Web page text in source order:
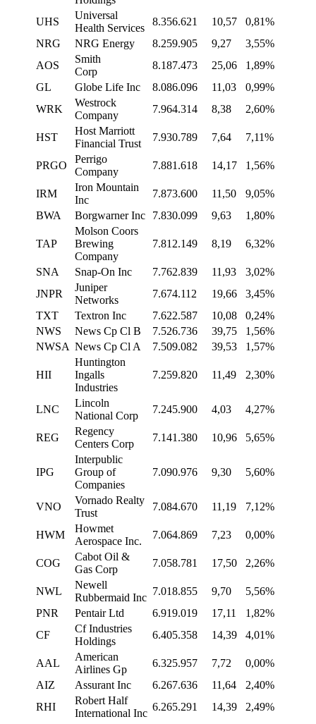
UHS
Universal
Health Services
8.356.621 10,57
0,81%
NRG
NRG Energy 8.259.905 9,27
3,55%
AOS
Smith
Corp
8.187.473 25,06
1,89%
GL
Globe Life Inc 8.086.096 11,03
0,99%
WRK
Westrock
Company
7.964.314 8,38 2,60%
HST
Host Marriott
Financial Trust
7.930.789 7,64 7,11%
PRGO
Perrigo
Company
7.881.618 14,17 1,56%
IRM
Iron Mountain
Inc
7.873.600 11,50
9,05%
BWA
Borgwarner Inc 7.830.099 9,63 1,80%
TAP
Molson Coors
Brewing
Company
7.812.149 8,19 6,32%
SNA Snap-On Inc 7.762.839 11,93
3,02%
JNPR
Juniper
Networks
7.674.112 19,66
3,45%
TXT
Textron Inc 7.622.587 10,08
0,24%
NWS
News Cp Cl B 7.526.736 39,75
1,56%
NWSA News Cp Cl A 7.509.082 39,53 1,57%
HII
Huntington
Ingalls
Industries
7.259.820 11,49 2,30%
LNC
Lincoln
National Corp
7.245.900 4,03 4,27%
REG
Regency
Centers Corp
7.141.380 10,96 5,65%
IPG
Interpublic
Group of
Companies
7.090.976 9,30 5,60%
VNO
Vornado Realty
Trust
7.084.670 11,19 7,12%
HWM
Howmet
Aerospace Inc.
7.064.869 7,23 0,00%
COG
Cabot Oil &
Gas Corp
7.058.781 17,50 2,26%
NWL
Newell
Rubbermaid Inc
7.018.855 9,70
5,56%
PNR
Pentair Ltd 6.919.019 17,11
1,82%
CF
Cf Industries
Holdings
6.405.358 14,39 4,01%
AAL
American
Airlines Gp
6.325.957 7,72
0,00%
AIZ
Assurant Inc 6.267.636 11,64
2,40%
RHI
Robert Half
International Inc
6.265.291 14,39
2,49%